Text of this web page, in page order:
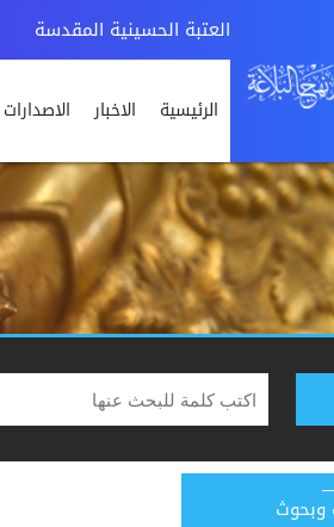
العتبة الحسينية المقدسة
الرئيسية الاخبار الاصدارات
وبحوث